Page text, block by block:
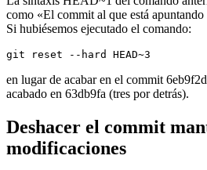
como «El commit al que está
Si hubiésemos ejecutado el comando:
git reset --hard HEAD~3
en lugar de acabar en el commit
acabado en 63db9fa (tres por detrás).
Deshacer el commit
modificaciones